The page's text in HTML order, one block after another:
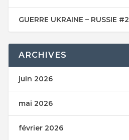
GUERRE UKRAINE – RUSSIE #2
ARCHIVES
juin 2026
mai 2026
février 2026